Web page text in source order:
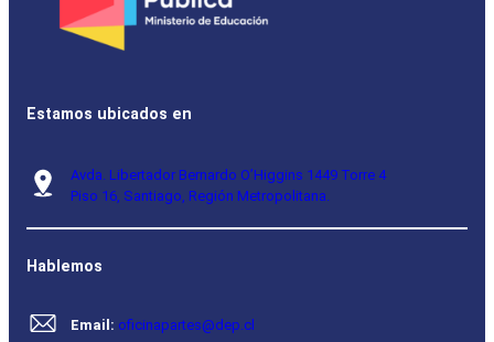
Estamos ubicados en
Avda. Libertador Bernardo O’Higgins 1449 Torre 4
Piso 16, Santiago, Región Metropolitana.
Hablemos
Email: oficinapartes@dep.cl